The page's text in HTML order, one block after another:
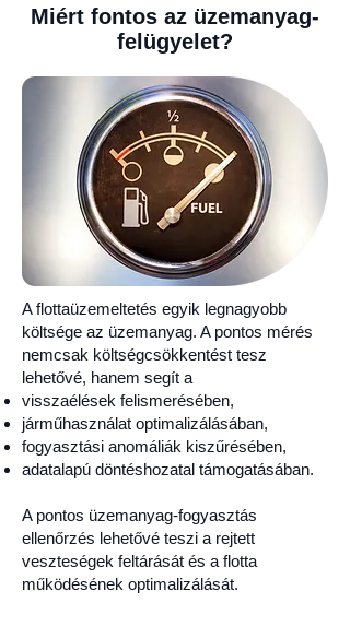
Miért fontos az üzemanyag-
felügyelet?
A flottaüzemeltetés egyik legnagyobb
költsége az üzemanyag. A pontos mérés
nemcsak költségcsökkentést tesz
lehetővé, hanem segít a
visszaélések felismerésében,
járműhasználat optimalizálásában,
fogyasztási anomáliák kiszűrésében,
adatalapú döntéshozatal támogatásában.
A pontos üzemanyag-fogyasztás
ellenőrzés lehetővé teszi a rejtett
veszteségek feltárását és a flotta
működésének optimalizálását.